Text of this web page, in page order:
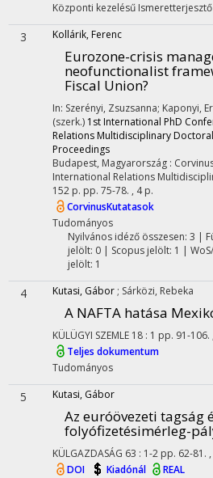
Központi kezelésű Ismeretterjesztő
3 Kollárik, Ferenc
Eurozone-crisis
neofunctionalist
Fiscal Union?
In: Szerényi, Zsuzsanna; Kaponyi,
(szerk.) 1st International PhD
Relations Multidisciplinary
Proceedings
Budapest, Magyarország :
International Relations
152 p. pp. 75-78. , 4 p.
CorvinusKutatasok
Tudományos
Nyilvános idéző összesen: 3 |
jelölt: 0 | Scopus jelölt: 1 |
jelölt: 1
4 Kutasi, Gábor ; Sárközi, Rebeka
A NAFTA hatása
KÜLÜGYI SZEMLE 18 : 1 pp. 91-106.
Teljes dokumentum
Tudományos
5 Kutasi, Gábor
Az euróövezeti tagság
folyófizetésimérleg-
KÜLGAZDASÁG 63 : 1-2 pp. 62-81.
DOI
Kiadónál
REAL